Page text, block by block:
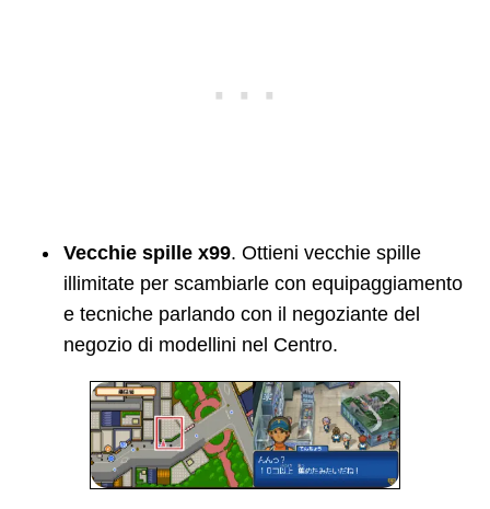
Vecchie spille x99. Ottieni vecchie spille
illimitate per scambiarle con equipaggiamento
e tecniche parlando con il negoziante del
negozio di modellini nel Centro.